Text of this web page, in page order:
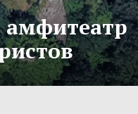
амфитеатр